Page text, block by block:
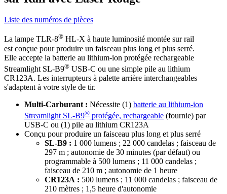
Liste des numéros de pièces
La lampe TLR-8® HL-X à haute luminosité montée sur rail
est conçue pour produire un faisceau plus long et plus serré.
Elle accepte la batterie au lithium-ion protégée rechargeable
Streamlight SL-B9® USB-C ou une simple pile au lithium
CR123A. Les interrupteurs à palette arrière interchangeables
s'adaptent à votre style de tir.
Multi-Carburant : Nécessite (1) batterie au lithium-ion
Streamlight SL-B9® protégée, rechargeable (fournie) par
USB-C ou (1) pile au lithium CR123A
Conçu pour produire un faisceau plus long et plus serré
SL-B9 : 1 000 lumens ; 22 000 candelas ; faisceau de
297 m ; autonomie de 30 minutes (par défaut) ou
programmable à 500 lumens ; 11 000 candelas ;
faisceau de 210 m ; autonomie de 1 heure
CR123A : 500 lumens ; 11 000 candelas ; faisceau de
210 mètres ; 1,5 heure d'autonomie